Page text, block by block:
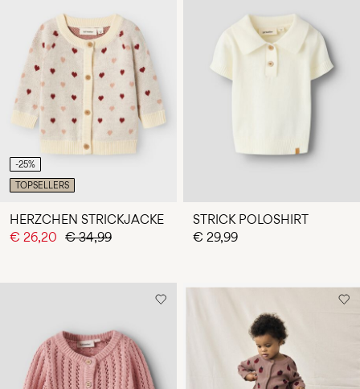
-25%
TOPSELLERS
HERZCHEN STRICKJACKE
€ 26,20 € 34,99
STRICK POLOSHIRT
€ 29,99